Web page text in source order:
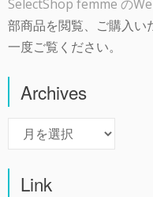
SelectShop femme の
部商品を閲覧、ご購入い
一度ご覧ください。
Archives
Link